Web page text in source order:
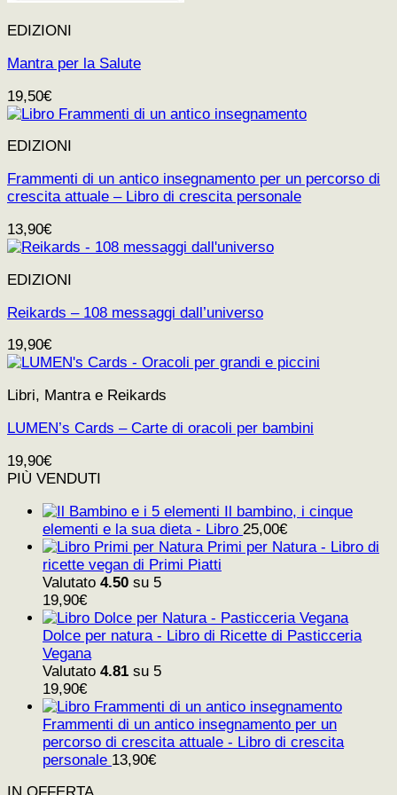
EDIZIONI
Mantra per la Salute
19,50€
EDIZIONI
Frammenti di un antico insegnamento per un percorso di
crescita attuale – Libro di crescita personale
13,90€
EDIZIONI
Reikards – 108 messaggi dall’universo
19,90€
Libri, Mantra e Reikards
LUMEN’s Cards – Carte di oracoli per bambini
19,90€
PIÙ VENDUTI
Il bambino, i cinque
elementi e la sua dieta - Libro 25,00€
Primi per Natura - Libro di
ricette vegan di Primi Piatti
Valutato 4.50 su 5
19,90€
Dolce per natura - Libro di Ricette di Pasticceria
Vegana
Valutato 4.81 su 5
19,90€
Frammenti di un antico insegnamento per un
percorso di crescita attuale - Libro di crescita
personale 13,90€